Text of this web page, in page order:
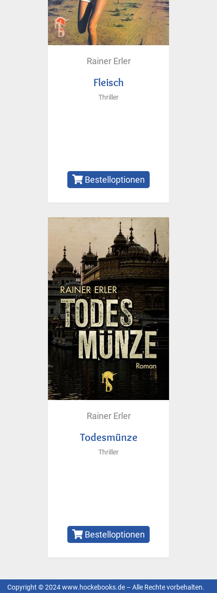
Rainer Erler
Fleisch
Thriller
Bestelloptionen
Rainer Erler
Todesmünze
Thriller
Bestelloptionen
Copyright © 2024 www.hockebooks.de – Alle Rechte vorbehalten.